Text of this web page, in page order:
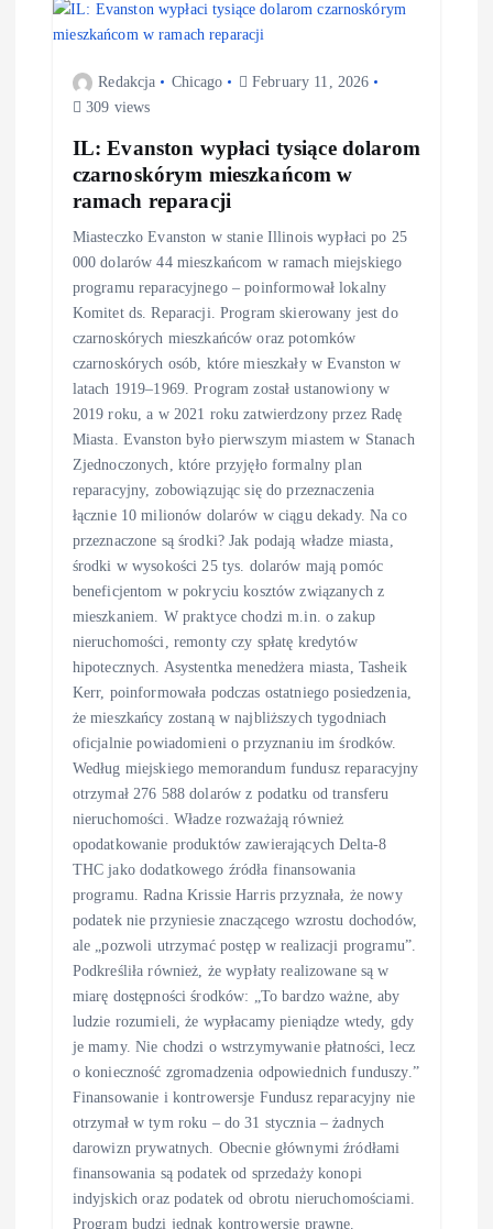
Redakcja Chicago
February 11, 2026
309 views
IL: Evanston wypłaci tysiące dolarom
czarnoskórym mieszkańcom w
ramach reparacji
Miasteczko Evanston w stanie Illinois wypłaci po 25
000 dolarów 44 mieszkańcom w ramach miejskiego
programu reparacyjnego – poinformował lokalny
Komitet ds. Reparacji. Program skierowany jest do
czarnoskórych mieszkańców oraz potomków
czarnoskórych osób, które mieszkały w Evanston w
latach 1919–1969. Program został ustanowiony w
2019 roku, a w 2021 roku zatwierdzony przez Radę
Miasta. Evanston było pierwszym miastem w Stanach
Zjednoczonych, które przyjęło formalny plan
reparacyjny, zobowiązując się do przeznaczenia
łącznie 10 milionów dolarów w ciągu dekady. Na co
przeznaczone są środki? Jak podają władze miasta,
środki w wysokości 25 tys. dolarów mają pomóc
beneficjentom w pokryciu kosztów związanych z
mieszkaniem. W praktyce chodzi m.in. o zakup
nieruchomości, remonty czy spłatę kredytów
hipotecznych. Asystentka menedżera miasta, Tasheik
Kerr, poinformowała podczas ostatniego posiedzenia,
że mieszkańcy zostaną w najbliższych tygodniach
oficjalnie powiadomieni o przyznaniu im środków.
Według miejskiego memorandum fundusz reparacyjny
otrzymał 276 588 dolarów z podatku od transferu
nieruchomości. Władze rozważają również
opodatkowanie produktów zawierających Delta-8
THC jako dodatkowego źródła finansowania
programu. Radna Krissie Harris przyznała, że nowy
podatek nie przyniesie znaczącego wzrostu dochodów,
ale „pozwoli utrzymać postęp w realizacji programu”.
Podkreśliła również, że wypłaty realizowane są w
miarę dostępności środków: „To bardzo ważne, aby
ludzie rozumieli, że wypłacamy pieniądze wtedy, gdy
je mamy. Nie chodzi o wstrzymywanie płatności, lecz
o konieczność zgromadzenia odpowiednich funduszy.”
Finansowanie i kontrowersje Fundusz reparacyjny nie
otrzymał w tym roku – do 31 stycznia – żadnych
darowizn prywatnych. Obecnie głównymi źródłami
finansowania są podatek od sprzedaży konopi
indyjskich oraz podatek od obrotu nieruchomościami.
Program budzi jednak kontrowersje prawne.